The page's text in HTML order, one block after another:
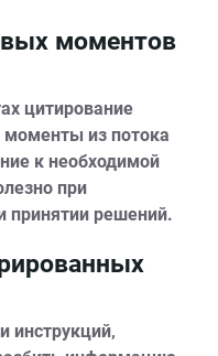
моментов
цитирование
из потока
к необходимой
при
принятии решений.
инструкций‚